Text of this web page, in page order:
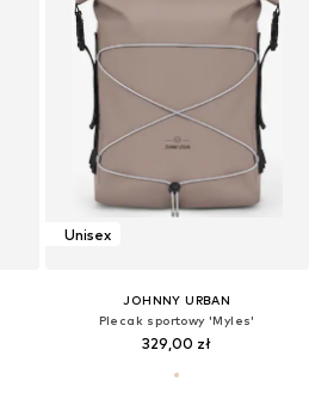
Unisex
JOHNNY URBAN
Plecak sportowy 'Myles'
329,00 zł